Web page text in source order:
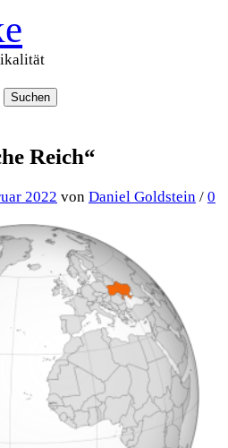
Reich“
2022 von Daniel Goldstein / 0